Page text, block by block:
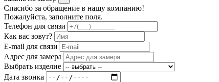
Спасибо за обращение в нашу компанию!
Пожалуйста, заполните поля.
Телефон для связи
Как вас зовут?
E-mail для связи
Адрес для замера
Выбрать изделие
Дата звонка